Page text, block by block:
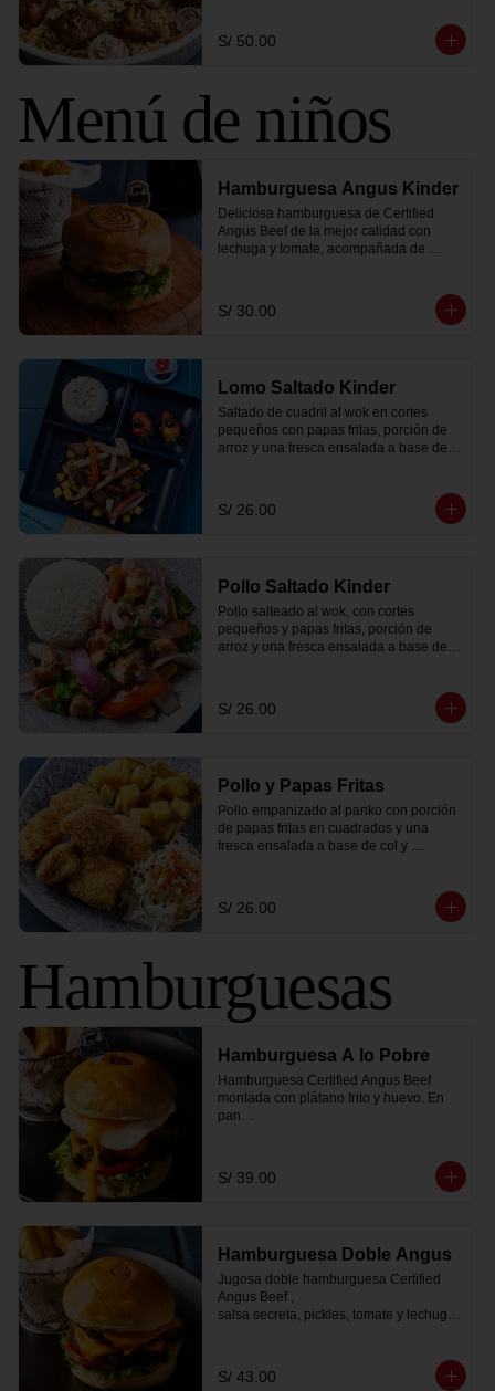
S/ 50.00
Menú de niños
Hamburguesa Angus Kinder
Deliciosa hamburguesa de Certified
Angus Beef de la mejor calidad con
lechuga y tomate, acompañada de
S/ 30.00
Lomo Saltado Kinder
Saltado de cuadril al wok en cortes
pequeños con papas fritas, porción de
arroz y una fresca ensalada a base de
S/ 26.00
Pollo Saltado Kinder
Pollo salteado al wok, con cortes
pequeños y papas fritas, porción de
arroz y una fresca ensalada a base de
S/ 26.00
Pollo y Papas Fritas
Pollo empanizado al panko con porción
de papas fritas en cuadrados y una
fresca ensalada a base de col y
S/ 26.00
Hamburguesas
Hamburguesa A lo Pobre
Hamburguesa Certified Angus Beef
montada con plátano frito y huevo. En
pan
viene con
papas fritas peruanitas y 1 bebida coca
S/ 39.00
Hamburguesa Doble Angus
Jugosa doble hamburguesa Certified
Angus Beef ,
salsa secreta, pickles, tomate y lechugas
zero
S/ 43.00